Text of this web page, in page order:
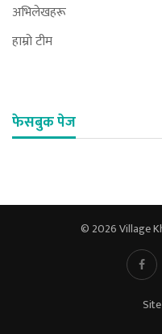
अभिलेखहरू
हाम्रो टीम
फेसबुक पेज
© 2026 Village